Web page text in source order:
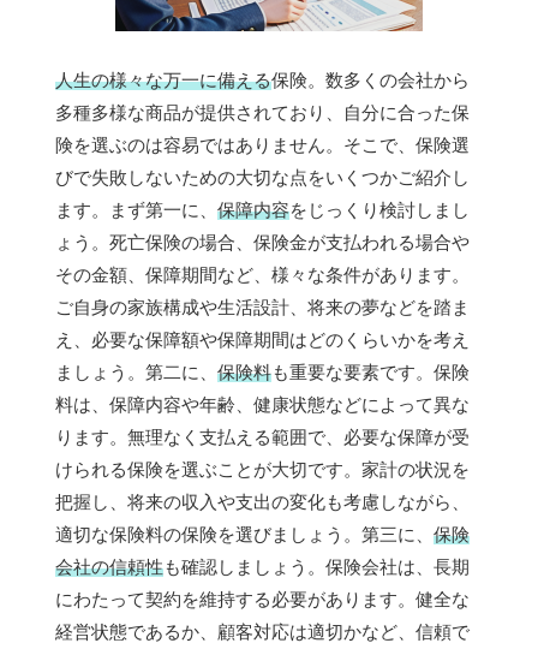
人生の様々な万一に備える保険。数多くの会社から
多種多様な商品が提供されており、自分に合った保
険を選ぶのは容易ではありません。そこで、保険選
びで失敗しないための大切な点をいくつかご紹介し
ます。まず第一に、 保障内容をじっくり検討しまし
ょう。死亡保険の場合、保険金が支払われる場合や
その金額、保障期間など、様々な条件があります。
ご自身の家族構成や生活設計、将来の夢などを踏ま
え、必要な保障額や保障期間はどのくらいかを考え
ましょう。第二に、 保険料も重要な要素です。保険
料は、保障内容や年齢、健康状態などによって異な
ります。無理なく支払える範囲で、必要な保障が受
けられる保険を選ぶことが大切です。家計の状況を
把握し、将来の収入や支出の変化も考慮しながら、
適切な保険料の保険を選びましょう。第三に、 保険
会社の信頼性も確認しましょう。保険会社は、長期
にわたって契約を維持する必要があります。健全な
経営状態であるか、顧客対応は適切かなど、信頼で